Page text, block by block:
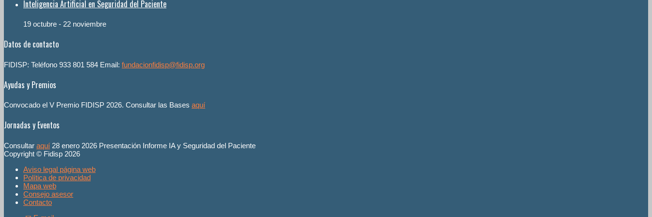
Inteligencia Artificial en Seguridad del Paciente
19 octubre - 22 noviembre
Datos de contacto
FIDISP: Teléfono 933 801 584 Email: fundacionfidisp@fidisp.org
Ayudas y Premios
Convocado el V Premio FIDISP 2026. Consultar las Bases aquí
Jornadas y Eventos
Consultar aquí 28 enero 2026 Presentación Informe IA y Seguridad del Paciente
Copyright © Fidisp 2026
Aviso legal página web
Política de privacidad
Mapa web
Consejo asesor
Contacto